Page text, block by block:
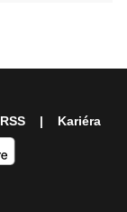
RSS Kariéra